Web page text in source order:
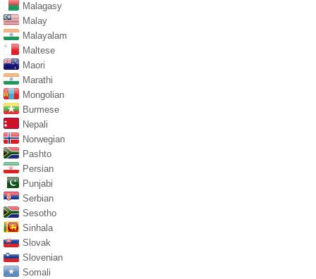
Malagasy
Malay
Malayalam
Maltese
Maori
Marathi
Mongolian
Burmese
Nepali
Norwegian
Pashto
Persian
Punjabi
Serbian
Sesotho
Sinhala
Slovak
Slovenian
Somali